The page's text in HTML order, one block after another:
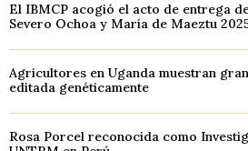
El IBMCP acogió el acto de entrega
Severo Ochoa y María de Maeztu
Agricultores en Uganda muestran
editada genéticamente
Rosa Porcel reconocida como